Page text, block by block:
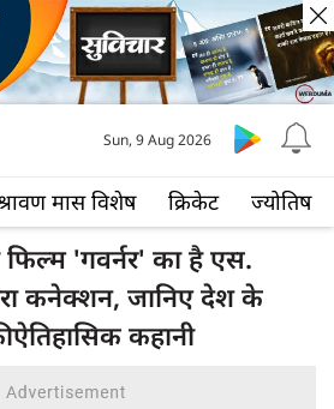
मास विशेष क्रिकेट ज्योतिष
Sun, 9 Aug 2026
'गवर्नर' का है एस.
कनेक्शन, जानिए देश के
कहानी